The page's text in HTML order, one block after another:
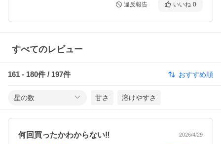
違反報告 いいね 0
すべてのレビュー
161 - 180件 / 197件 おすすめ順
星の数 甘さ 溶けやすさ
何回買ったかわからない‼️ 2026/4/29